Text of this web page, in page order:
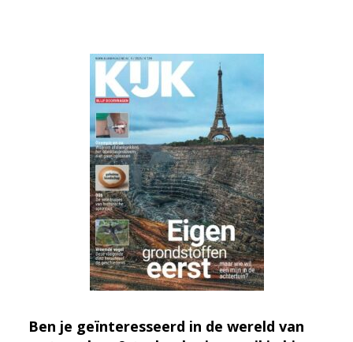
Ben je geïnteresseerd in de wereld van